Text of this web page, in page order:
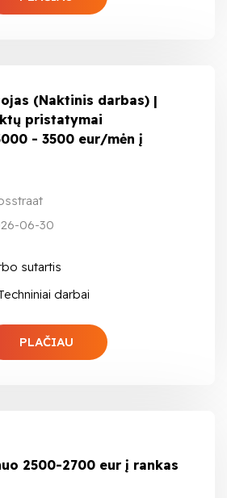
(Naktinis darbas) |
pristatymai
- 3500 eur/mėn į
06-30
sutartis
darbai
PLAČIAU
2500-2700 eur į rankas